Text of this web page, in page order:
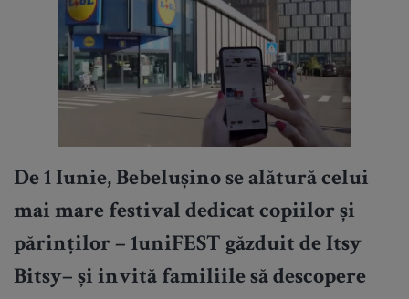
De 1 Iunie, Bebelușino se alătură celui
mai mare festival dedicat copiilor și
părinților – 1uniFEST găzduit de Itsy
Bitsy– și invită familiile să descopere